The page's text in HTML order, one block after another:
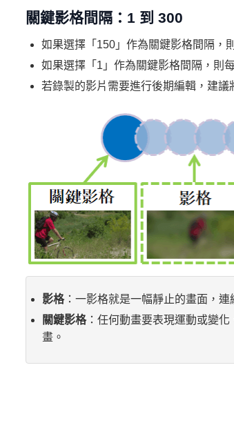
關鍵影格間隔：1 到 300
如果選擇「150」作為關鍵影格間隔，
如果選擇「1」作為關鍵影格間隔，則
若錄製的影片需要進行後期編輯，建
影格：一影格就是一幅靜止的畫面，連
關鍵影格：任何動畫要表現運動或變
畫。